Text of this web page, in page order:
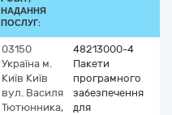
НАДАННЯ
ПОСЛУГ:
03150
Україна м.
Київ Київ
вул. Василя
Тютюнника,
48213000-4
Пакети
програмного
забезпечення
для